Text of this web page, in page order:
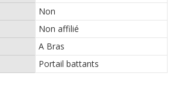
Non
Non affilié
A Bras
Portail battants